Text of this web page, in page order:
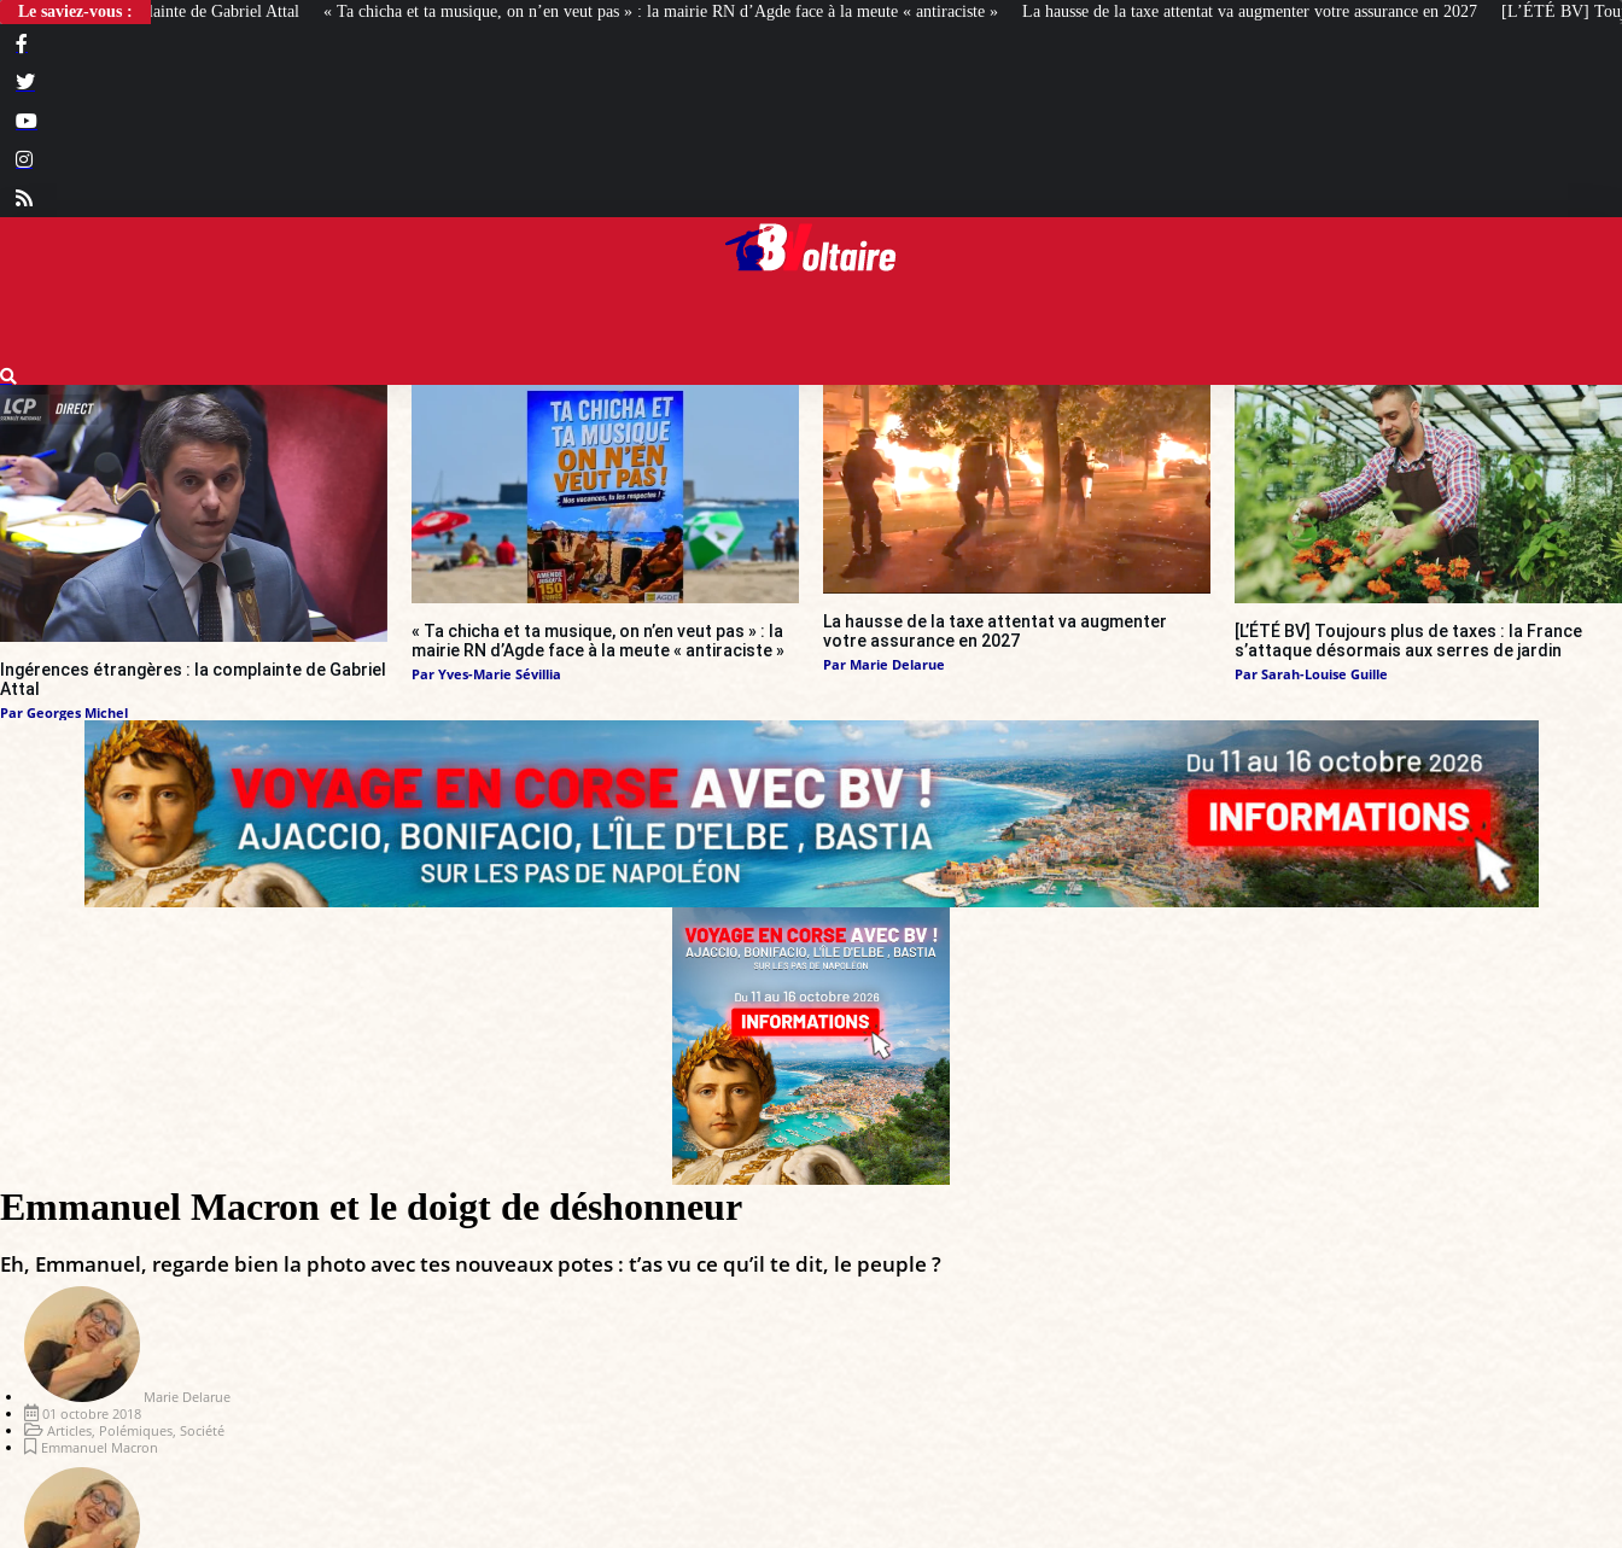
Le saviez-vous :« Ta chicha et ta musique, on n’en veut pas » : la mairie RN d’Agde face à la meute « antiraciste » La hausse de la taxe attentat va augmenter votre assurance en 2027 [L’ÉTÉ BV] Toujours plus de taxes : la
Ingérences étrangères : la complainte de Gabriel
Attal
Par Georges Michel
« Ta chicha et ta musique, on n’en veut pas » : la
mairie RN d’Agde face à la meute « antiraciste »
Par Yves-Marie Sévillia
La hausse de la taxe attentat va augmenter
votre assurance en 2027
Par Marie Delarue
[L’ÉTÉ BV] Toujours plus de taxes : la France
s’attaque désormais aux serres de jardin
Par Sarah-Louise Guille
Emmanuel Macron et le doigt de déshonneur
Eh, Emmanuel, regarde bien la photo avec tes nouveaux potes : t’as vu ce qu’il te dit, le peuple ?
Marie Delarue
01 octobre 2018
Articles Polémiques Société
Emmanuel Macron